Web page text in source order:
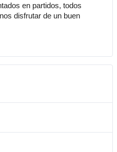
en partidos, todos
disfrutar de un buen